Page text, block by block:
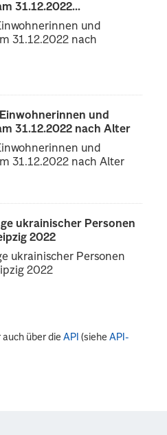
31.12.2022...
und
31.12.2022 nach
und
31.12.2022 nach Alter
und
31.12.2022 nach Alter
ukrainischer Personen
2022
ukrainischer Personen
2022
auch über dieAPI (sieheAPI-